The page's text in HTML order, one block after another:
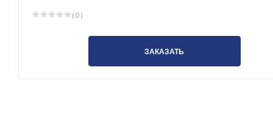
( 0 )
ЗАКАЗАТЬ